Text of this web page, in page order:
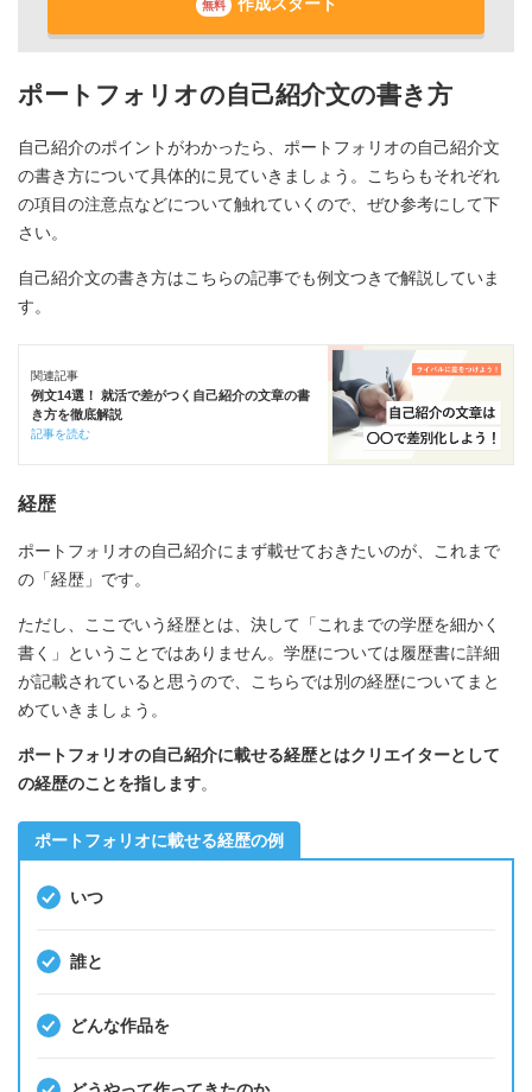
無料
ポートフォリオの自己紹介文の書き方
自己紹介のポイントがわかったら、ポートフォリオの自己紹介文
の書き方について具体的に見ていきましょう。こちらもそれぞれ
の項目の注意点などについて触れていくので、ぜひ参考にして下
さい。
自己紹介文の書き方はこちらの記事でも例文つきで解説していま
す。
関連記事
例文14選！ 就活で差がつく自己紹介の文章の書
き方を徹底解説
記事を読む
経歴
ポートフォリオの自己紹介にまず載せておきたいのが、これまで
の「経歴」です。
ただし、ここでいう経歴とは、決して「これまでの学歴を細かく
書く」ということではありません。学歴については履歴書に詳細
が記載されていると思うので、こちらでは別の経歴についてまと
めていきましょう。
ポートフォリオの自己紹介に載せる経歴とはクリエイターとして
の経歴のことを指します。
ポートフォリオに載せる経歴の例
いつ
誰と
どんな作品を